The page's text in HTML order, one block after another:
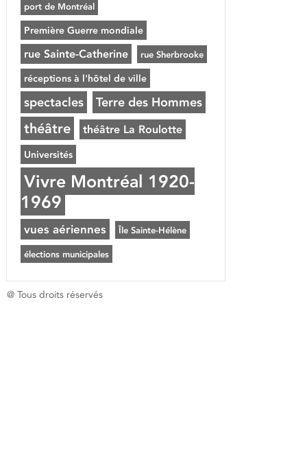
port de Montréal
Première Guerre mondiale
rue Sainte-Catherine rue Sherbrooke
réceptions à l'hôtel de ville
spectacles Terre des Hommes
théâtre théâtre La Roulotte
Universités
Vivre Montréal 1920-
1969
vues aériennes Île Sainte-Hélène
élections municipales
@ Tous droits réservés